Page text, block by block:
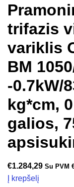
trifazis
variklis
BM
-0.7kW/
kg*cm,
galios,
€1.284,29 Su PVM
Į krepšelį